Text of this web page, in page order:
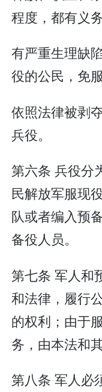
程度，都有义
有严重生理缺
役的公民，免服
依照法律被剥
兵役。
第六条 兵役分
民解放军服现
队或者编入预
备役人员。
第七条 军人和
和法律，履行
的权利；由于
务，由本法和
第八条 军人必